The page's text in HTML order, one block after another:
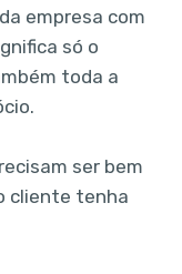
empresa com
só o
toda a
ser bem
cliente tenha